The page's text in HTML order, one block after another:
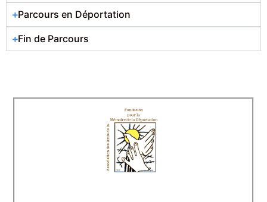
Parcours en Déportation
Fin de Parcours